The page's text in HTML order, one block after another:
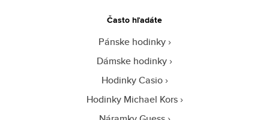
Často hľadáte
Pánske hodinky
Dámske hodinky
Hodinky Casio
Hodinky Michael Kors